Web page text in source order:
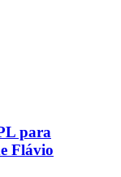
para
Flávio